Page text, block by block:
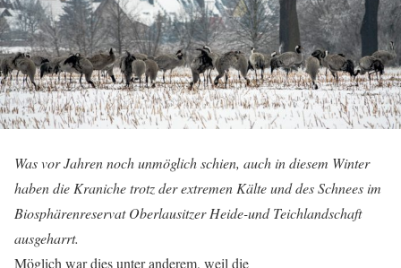
Was vor Jahren noch unmöglich schien, auch in diesem Winter
haben die Kraniche trotz der extremen Kälte und des Schnees im
Biosphärenreservat Oberlausitzer Heide-und Teichlandschaft
ausgeharrt.
Möglich war dies unter anderem, weil die